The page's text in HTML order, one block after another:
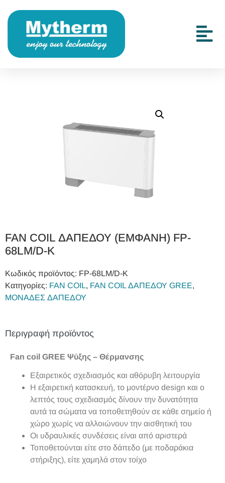
FAN COIL ΔΑΠΕΔΟΥ (ΕΜΦΑΝΗ) FP-
68LM/D-K
Κωδικός προϊόντος: FP-68LM/D-K
Κατηγορίες: FAN COIL, FAN COIL ΔΑΠΕΔΟΥ GREE,
ΜΟΝΑΔΕΣ ΔΑΠΕΔΟΥ
Περιγραφή προϊόντος
Fan coil GREE Ψύξης – Θέρμανσης
Εξαιρετικός σχεδιασμός και αθόρυβη λειτουργία
Η εξαιρετική κατασκευή, το μοντέρνο design και ο
λεπτός τους σχεδιασμός δίνουν την δυνατότητα
αυτά τα σώματα να τοποθετηθούν σε κάθε σημείο ή
χώρο χωρίς να αλλοιώνουν την αισθητική του
Οι υδραυλικές συνδέσεις είναι από αριστερά
Τοποθετούνται είτε στο δάπεδο (με ποδαράκια
στήριξης), είτε χαμηλά στον τοίχο